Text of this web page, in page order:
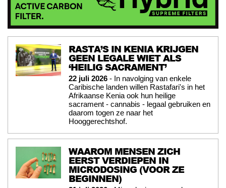
RASTA’S IN KENIA KRIJGEN
GEEN LEGALE WIET ALS
‘HEILIG SACRAMENT’
22 juli 2026 - In navolging van enkele
Caribische landen willen Rastafari's in het
Afrikaanse Kenia ook hun heilige
sacrament - cannabis - legaal gebruiken en
daarom togen ze naar het
Hooggerechtshof.
WAAROM MENSEN ZICH
EERST VERDIEPEN IN
MICRODOSING (VOOR ZE
BEGINNEN)